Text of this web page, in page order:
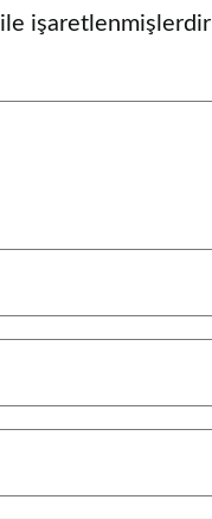
ile işaretlenmişlerdir